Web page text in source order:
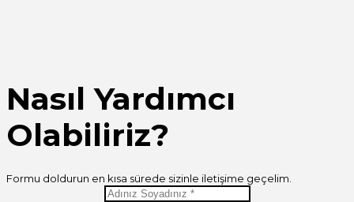
Nasıl Yardımcı
Olabiliriz?
Formu doldurun en kısa sürede sizinle iletişime geçelim.